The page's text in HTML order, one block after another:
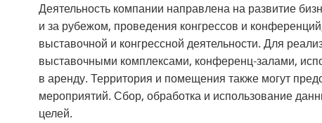
Деятельность компании направлена на развитие
и за рубежом, проведения конгрессов и
выставочной и конгрессной деятельности. Для
выставочными комплексами, конференц-залами,
в аренду. Территория и помещения также могут
мероприятий. Сбор, обработка и использование
целей.